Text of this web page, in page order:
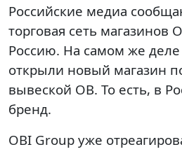
Российские медиа
торговая сеть магазинов
Россию. На самом же деле
открыли новый магазин
вывеской OB. То есть, в
бренд.
OBI Group уже